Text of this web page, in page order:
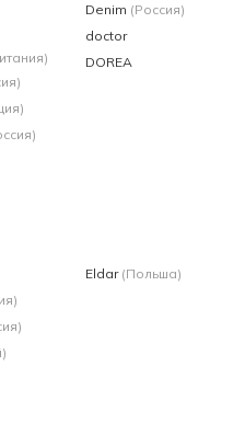
Denim (Россия)
doctor
DOREA
Eldar (Польша)